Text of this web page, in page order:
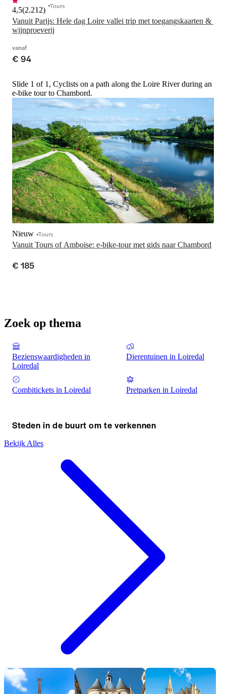
Vanuit Parijs: Hele dag Loire vallei trip met toegangskaarten &
wijnproeverij
4,5(2.212) Tours
vanaf
€ 94
Slide 1 of 1, Cyclists on a path along the Loire River during an
e-bike tour to Chambord.
Vanuit Tours of Amboise: e-bike-tour met gids naar Chambord
Nieuw Tours
€ 185
Zoek op thema
Bezienswaardigheden in
Loiredal
Dierentuinen in Loiredal
Combitickets in Loiredal Pretparken in Loiredal
Steden in de buurt om te verkennen
Bekijk Alles